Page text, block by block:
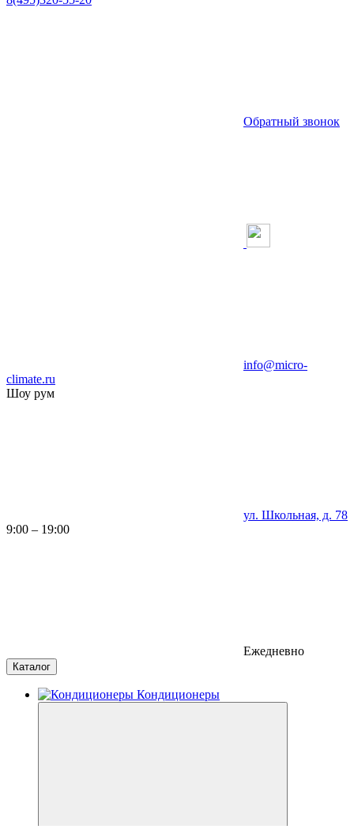
Обратный звонок
info@micro-
climate.ru
Шоу рум
ул. Школьная, д. 78
9:00 – 19:00
Ежедневно
Каталог
Кондиционеры